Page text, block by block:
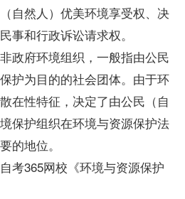
自然人）优美环境享受权、决
事和行政诉讼请求权。
府环境组织，一般指由公民
护为目的的社会团体。由于环
在性特征，决定了由公民（自
保护组织在环境与资源保护法
的地位。
考365网校《环境与资源保护